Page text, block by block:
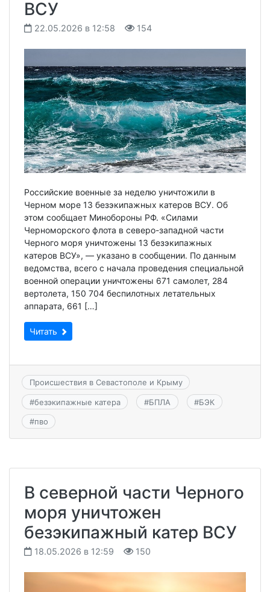
ВСУ
22.05.2026 в 12:58 154
Российские военные за неделю уничтожили в
Черном море 13 безэкипажных катеров ВСУ. Об
этом сообщает Минобороны РФ. «Силами
Черноморского флота в северо-западной части
Черного моря уничтожены 13 безэкипажных
катеров ВСУ», — указано в сообщении. По данным
ведомства, всего с начала проведения специальной
военной операции уничтожены 671 самолет, 284
вертолета, 150 704 беспилотных летательных
аппарата, 661 […]
Читать
Происшествия в Севастополе и Крыму
#безэкипажные катера #БПЛА #БЭК
#пво
В северной части Черного
моря уничтожен
безэкипажный катер ВСУ
18.05.2026 в 12:59 150